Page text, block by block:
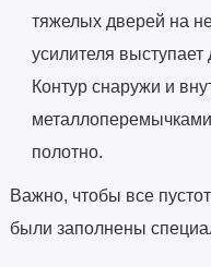
тяжелых дверей на
усилителя
Контур снаружи и
полотно.
Важно, чтобы все
были заполнены